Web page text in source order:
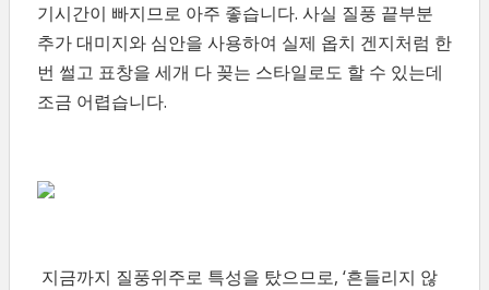
기시간이 빠지므로 아주 좋습니다. 사실 질풍 끝부분
추가 대미지와 심안을 사용하여 실제 옵치 겐지처럼 한
번 썰고 표창을 세개 다 꽂는 스타일로도 할 수 있는데
조금 어렵습니다.
지금까지 질풍위주로 특성을 탔으므로, ‘흔들리지 않